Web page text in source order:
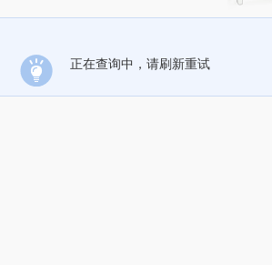
正在查询中，请刷新重试